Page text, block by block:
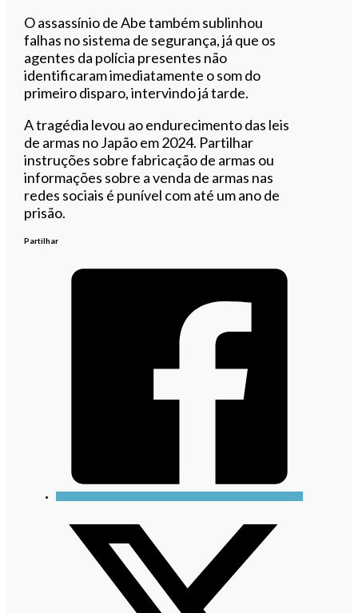
O assassínio de Abe também sublinhou
falhas no sistema de segurança, já que os
agentes da polícia presentes não
identificaram imediatamente o som do
primeiro disparo, intervindo já tarde.
A tragédia levou ao endurecimento das leis
de armas no Japão em 2024. Partilhar
instruções sobre fabricação de armas ou
informações sobre a venda de armas nas
redes sociais é punível com até um ano de
prisão.
Partilhar